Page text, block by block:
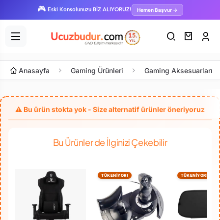
🎮 Eski Konsolunuzu BİZ ALIYORUZ! Hemen Başvur →
Anasayfa Gaming Ürünleri Gaming Aksesuarları
Bu Ürünler de İlginizi Çekebilir
TÜKENİYOR! TÜKENİYOR!